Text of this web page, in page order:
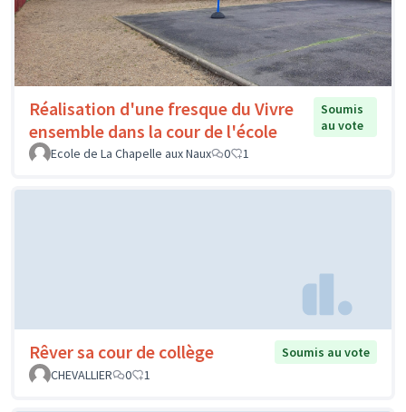
Réalisation d'une fresque du Vivre
ensemble dans la cour de l'école
Soumis
au vote
Ecole de La Chapelle aux Naux
0 1
Rêver sa cour de collège
Soumis au vote
CHEVALLIER
0 1